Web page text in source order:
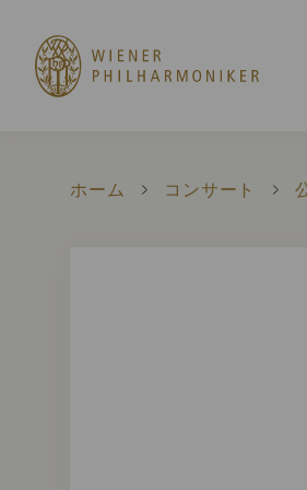
ホーム コンサート